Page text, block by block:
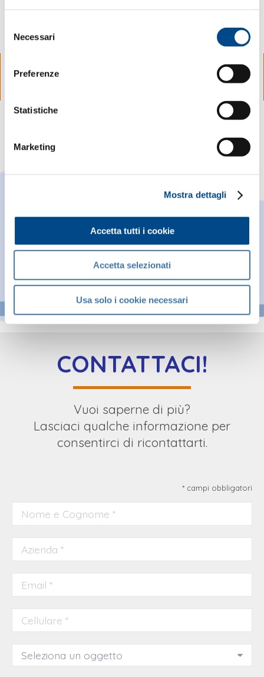
delNecessari
Preferenze
Statistiche
Marketing
Mostra dettagli
Accetta tutti i cookie
Accetta selezionati
Usa solo i cookie necessari
SCOPRI DI PIÙ SU MASTERVOICE
SERVIZI
CONTATTACI!
Vuoi saperne di più?
Lasciaci qualche informazione per
consentirci di ricontattarti.
* campi obbligatori
Nome e Cognome *
Azienda *
Email *
Cellulare *
Oggetto *